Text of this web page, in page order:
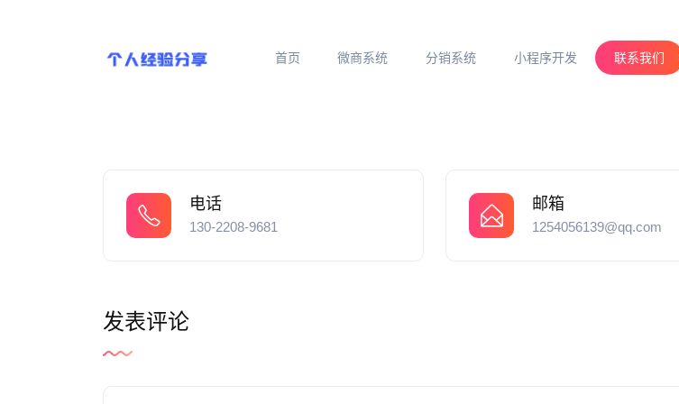
首页 微商系统 分销系统 小程序开发 联系我们
电话
130-2208-9681
邮箱
1254056139@qq.com
发表评论